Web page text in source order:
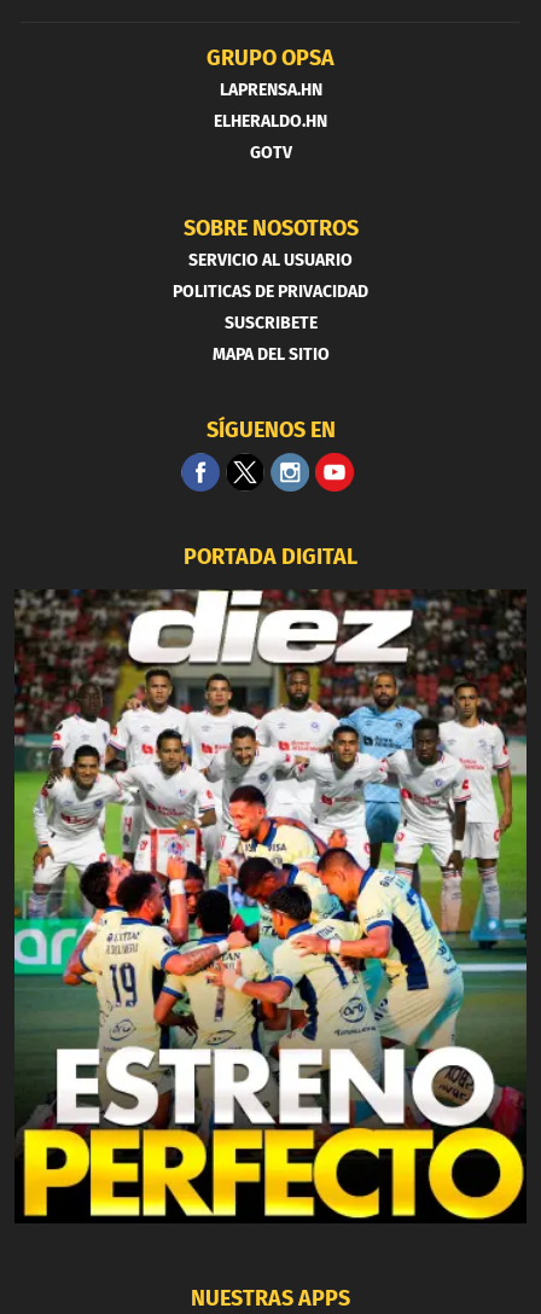
GRUPO OPSA
LAPRENSA.HN
ELHERALDO.HN
GOTV
SOBRE NOSOTROS
SERVICIO AL USUARIO
POLITICAS DE PRIVACIDAD
SUSCRIBETE
MAPA DEL SITIO
SÍGUENOS EN
PORTADA DIGITAL
NUESTRAS APPS